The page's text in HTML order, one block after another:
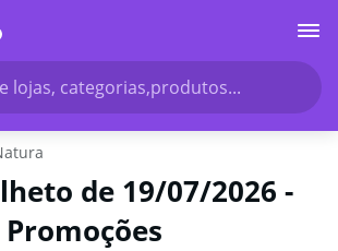
lojas, categorias,produtos...
de 19/07/2026 -